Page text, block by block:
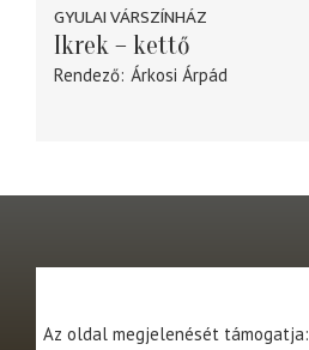
GYULAI VÁRSZÍNHÁZ
Ikrek – kettő
Rendező Árkosi Árpád
Az oldal megjelenését támogatja: